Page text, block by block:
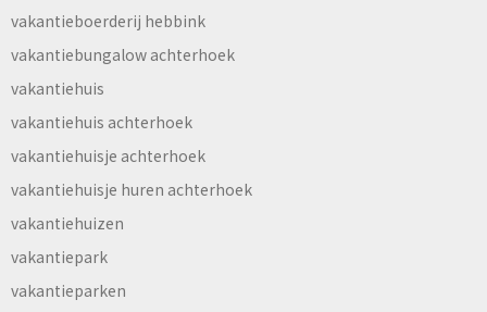
vakantieboerderij hebbink
vakantiebungalow achterhoek
vakantiehuis
vakantiehuis achterhoek
vakantiehuisje achterhoek
vakantiehuisje huren achterhoek
vakantiehuizen
vakantiepark
vakantieparken